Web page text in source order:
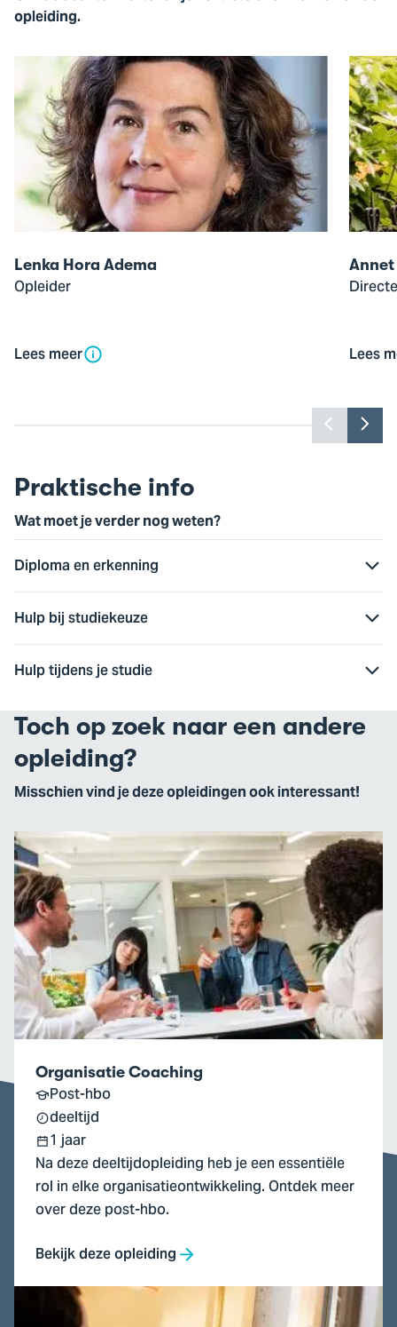
opleiding.
de
pop-
up
van
Lenka
Hora
Adema
Lenka Hora Adema
Opleider
Lees meer
Open
de
pop-
up
van
Annet
Murre
ten
Have
Annet
Lees
Toon
vorige
Praktische info
Wat moet je verder nog weten?
Diploma en erkenning
Hulp bij studiekeuze
Hulp tijdens je studie
Toch op zoek naar een andere
opleiding?
Misschien vind je deze opleidingen ook interessant!
Ga
naar
Organisatie
Coaching
Organisatie Coaching
Post-hbo
deeltijd
1 jaar
Na deze deeltijdopleiding heb je een essentiële
rol in elke organisatieontwikkeling. Ontdek meer
over deze post-hbo.
Bekijk deze opleiding